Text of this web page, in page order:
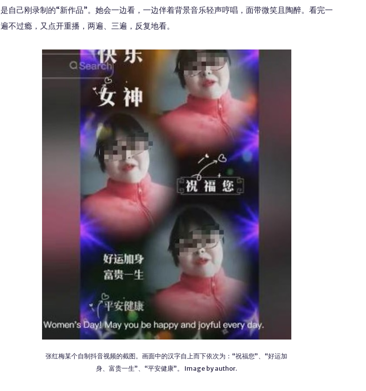
是自己刚录制的“新作品”。她会一边看，一边伴着背景音乐轻声哼唱，面带微笑且陶醉。看完一
遍不过瘾，又点开重播，两遍、三遍，反复地看。
张红梅某个自制抖音视频的截图。画面中的汉字自上而下依次为：“祝福您”、“好运加
身、富贵一生”、“平安健康”。 Image by author.